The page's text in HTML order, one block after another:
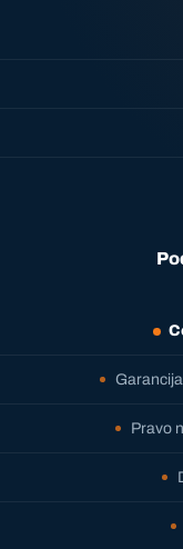
Pravo